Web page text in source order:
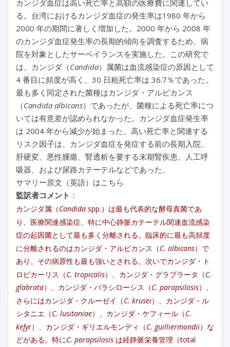
カンジダ血症は高い死亡率と高額の医療費に関連してい
る。台湾におけるカンジダ血症の発生率は1980 年から
2000 年の期間に著しく増加した。2000 年から 2008 年
のカンジダ血症発生率の長期的傾向を調査するため、病
院を対象としたサーベイランスを実施した。この研究で
は、カンジダ（Candida）属菌は血流感染症の原因として
4 番目に頻度が高く、30 日粗死亡率は 36.7％であった。
最も多く同定された菌種はカンジダ・アルビカンス
（Candida albicans）であったが、菌種による死亡率につ
いては有意差が認められなかった。カンジダ血症発生率
は 2004 年から減少が始まった。高い死亡率と関連する
リスク因子は、カンジダ血症を発症する前の長期入院、
肝硬変、悪性腫瘍、腎透析を要する末期腎疾患、人工呼
吸器、および尿路カテーテルなどであった。
サマリー原文（英語）はこちら
監訳者コメント ：
カンジダ属（Candida spp.）は最も代表的な酵母真菌であ
り、医療関連感染症、特に中心静脈カテーテル関連血流感染
症の起因菌として最も多く分離される。臨床的に最も高頻度
に分離されるのはカンジダ・アルビカンス（C. albicans）で
あり、その病原性も最も強いとされる。次いでカンジダ・ト
ロピカーリス（C. tropicalis）、カンジダ・グラブラータ（C.
glabrata）、カンジダ・パラシローシス（C. parapsilosis）、
さらにはカンジダ・クルーゼイ（C. krusei）、カンジダ・ル
シタニエ（C. lusitaniae）、カンジダ・ケフィール（C.
kefyr）、カンジダ・ギリエルモンディ（C. guilliermondii）な
どがある。特にC. parapsilosis は経静脈栄養管理（total